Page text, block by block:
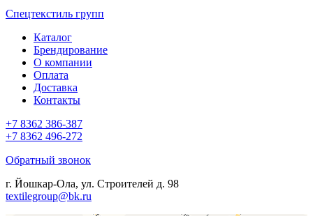
Спецтекстиль групп
Каталог
Брендирование
О компании
Оплата
Доставка
Контакты
+7 8362 386-387
+7 8362 496-272
Обратный звонок
г. Йошкар-Ола, ул. Строителей д. 98
textilegroup@bk.ru